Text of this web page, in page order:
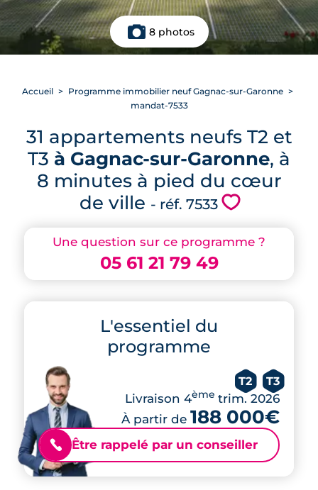
8 photos
Une question sur ce programme ?
05 61 21 79 49
L'essentiel du
programme
T2 T3
Livraison 4ème trim. 2026
À partir de 188 000€
📞 Être rappelé par un conseiller
Accueil
Programme immobilier neuf Gagnac-sur-Garonne
mandat-7533
31 appartements neufs T2 et
T3 à Gagnac-sur-Garonne, à
8 minutes à pied du cœur
de ville - réf. 7533 💗